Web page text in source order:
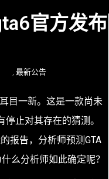
官方发布
最新公告
目一新。这是一款尚未
停止对其存在的猜测。
报告，分析师预测GTA
么分析师如此确定呢？